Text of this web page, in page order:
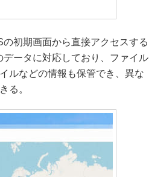
初期画面から直接アクセスする
ータに対応しており、ファイル
ルなどの情報も保管でき、異な
る。